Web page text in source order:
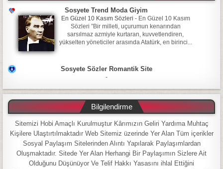
Sosyete Trend Moda Giyim
En Güzel 10 Kasım Sözleri - En Güzel 10 Kasım
Sözleri ”Bir milleti, uçurumun kenarından
sarsılmaz azmiyle kurtaran, kuvvetlendiren,
yükselten yöneticiler arasında Atatürk, en birinci...
Sosyete Sözler Romantik Site
-
Bilgilendirme
Sitemizi Hobi Amaçlı Kurulmuştur Kârımızın Geliri Yardıma Muhtaç
Kişilere Ulaştırtılmaktadır Web Sitemiz üzerinde Yer Alan Tüm içerikler
Sosyal Paylaşım Sitelerinden Alıntı Yapılarak Paylaşımlardan
Oluşmaktadır. Sitede Yer Alan Herhangi Bir Paylaşımın Sizlere Ait
Olduğunu Düşünüyor Ve Telif Hakkı Yasasını ihlal Ettiğini